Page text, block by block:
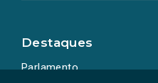
Destaques
Parlamento